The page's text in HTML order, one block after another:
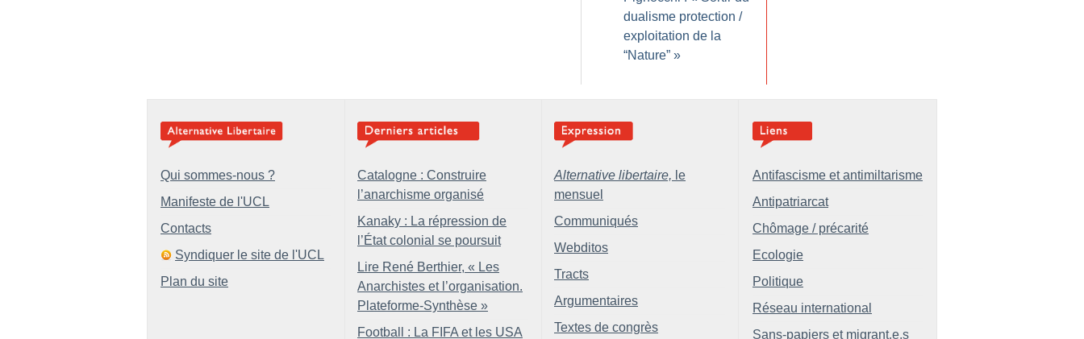
dualisme protection /
exploitation de la
“Nature” »
Qui sommes-nous ?
Manifeste de l'UCL
Contacts
Syndiquer le site de l'UCL
Plan du site
Catalogne : Construire
l’anarchisme organisé
Kanaky : La répression de
l’État colonial se poursuit
Lire René Berthier, « Les
Anarchistes et l’organisation.
Plateforme-Synthèse »
Football : La FIFA et les USA
Alternative libertaire, le
mensuel
Communiqués
Webditos
Tracts
Argumentaires
Textes de congrès
Antifascisme et antimiltarisme
Antipatriarcat
Chômage / précarité
Ecologie
Politique
Réseau international
Sans-papiers et migrant.e.s